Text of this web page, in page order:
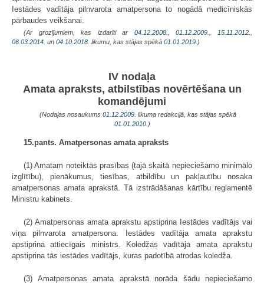
Iestādes vadītāja pilnvarota amatpersona to nogādā medicīniskās
pārbaudes veikšanai.
(Ar grozījumiem, kas izdarīti ar 04.12.2008. ,01.12.2009. 15.11.2012.
06.03.2014. un 04.10.2018 . likumu, kas stājas spēkā 01.01.2019. )
IV nodaļa
Amata apraksts, atbilstības novērtēšana un
komandējumi
(Nodaļas nosaukums 01.12.2009 . likuma redakcijā, kas stājas spēkā
01.01.2010. )
15.pants. Amatpersonas amata apraksts
(1) Amatam noteiktās prasības (tajā skaitā nepieciešamo minimālo
izglītību), pienākumus, tiesības, atbildību un pakļautību nosaka
amatpersonas amata aprakstā. Tā izstrādāšanas kārtību reglamentē
Ministru kabinets.
(2) Amatpersonas amata aprakstu apstiprina Iestādes vadītājs vai
viņa pilnvarota amatpersona. Iestādes vadītāja amata aprakstu
apstiprina attiecīgais ministrs. Koledžas vadītāja amata aprakstu
apstiprina tās iestādes vadītājs, kuras padotībā atrodas koledža.
(3) Amatpersonas amata aprakstā norāda šādu nepieciešamo